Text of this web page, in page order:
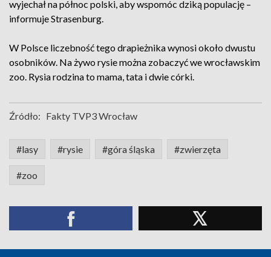
wyjechał na północ polski, aby wspomóc dziką populację –
informuje Strasenburg.
W Polsce liczebność tego drapieżnika wynosi około dwustu
osobników. Na żywo rysie można zobaczyć we wrocławskim
zoo. Rysia rodzina to mama, tata i dwie córki.
Źródło: Fakty TVP3 Wrocław
#lasy #rysie #góra śląska #zwierzęta
#zoo